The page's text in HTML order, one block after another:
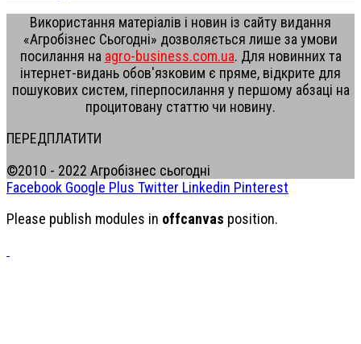
Використання матеріалів і новин із сайту видання
«Агробізнес Сьогодні» дозволяється лише за умови
посилання на agro-business.com.ua. Для новинних та
інтернет-видань обов'язковим є пряме, відкрите для
пошукових систем, гіперпосилання у першому абзаці на
процитовану статтю чи новину.
ПЕРЕДПЛАТИТИ
©2010 - 2022 Агробізнес сьогодні
Facebook Google Plus Twitter Linkedin Pinterest
Please publish modules in offcanvas position.